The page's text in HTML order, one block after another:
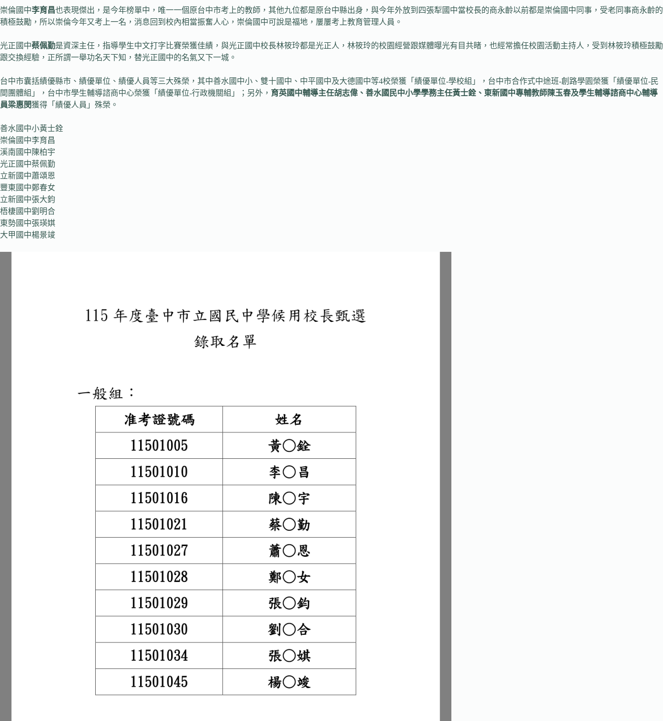
崇倫國中李育昌也表現傑出，是今年榜單中，唯一一個原台中市考上的教師，其他九位都是原台中縣出身，與今年外放到四張犁國中當校長的商永齡以前都是崇倫國中同事，受老同事商永齡的
積極鼓勵，所以崇倫今年又考上一名，消息回到校內相當振奮人心，崇倫國中可說是福地，屢屢考上教育管理人員。
光正國中蔡佩勤是資深主任，指導學生中文打字比賽榮獲佳績，與光正國中校長林筱玲都是光正人，林筱玲的校園經營跟媒體曝光有目共睹，也經常擔任校園活動主持人，受到林筱玲積極鼓勵
跟交換經驗，正所謂一舉功名天下知，替光正國中的名氣又下一城。
台中市囊括績優縣市、績優單位、績優人員等三大殊榮，其中善水國中小、雙十國中、中平國中及大德國中等4校榮獲「績優單位-學校組」，台中市合作式中途班-創路學園榮獲「績優單位-民
間團體組」，台中市學生輔導諮商中心榮獲「績優單位-行政機關組」；另外， 育英國中輔導主任胡志偉、善水國民中小學學務主任黃士銓、東新國中專輔教師陳玉春及學生輔導諮商中心輔導
員梁惠閔獲得「績優人員」殊榮。
善水國中小黃士銓
崇倫國中李育昌
溪南國中陳柏宇
光正國中蔡佩勤
立新國中蕭頌恩
豐東國中鄭春女
立新國中張大鈞
梧棲國中劉明合
東勢國中張瑛娸
大甲國中楊景竣